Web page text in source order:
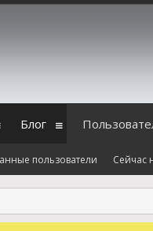
Блог
пользователи Сейчас